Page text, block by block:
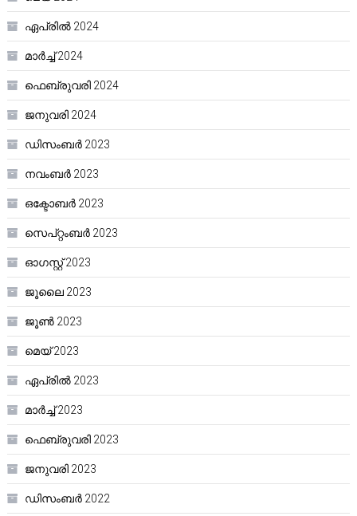
ഏപ്രിൽ 2024
മാർച്ച്‌ 2024
ഫെബ്രുവരി 2024
ജനുവരി 2024
ഡിസംബർ 2023
നവംബർ 2023
ഒക്ടോബർ 2023
സെപ്റ്റംബർ 2023
ഓഗസ്റ്റ്‌ 2023
ജൂലൈ 2023
ജൂൺ 2023
മെയ്‌ 2023
ഏപ്രിൽ 2023
മാർച്ച്‌ 2023
ഫെബ്രുവരി 2023
ജനുവരി 2023
ഡിസംബർ 2022